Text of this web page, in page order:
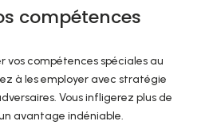
compétences
vos compétences spéciales au
à les employer avec stratégie
Vous infligerez plus de
avantage indéniable.